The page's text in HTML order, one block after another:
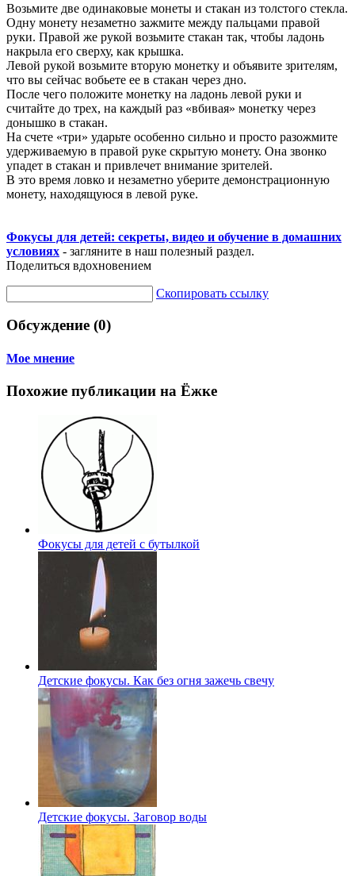
Возьмите две одинаковые монеты и стакан из толстого стекла.
Одну монету незаметно зажмите между пальцами правой
руки. Правой же рукой возьмите стакан так, чтобы ладонь
накрыла его сверху, как крышка.
Левой рукой возьмите вторую монетку и объявите зрителям,
что вы сейчас вобьете ее в стакан через дно.
После чего положите монетку на ладонь левой руки и
считайте до трех, на каждый раз «вбивая» монетку через
донышко в стакан.
На счете «три» ударьте особенно сильно и просто разожмите
удерживаемую в правой руке скрытую монету. Она звонко
упадет в стакан и привлечет внимание зрителей.
В это время ловко и незаметно уберите демонстрационную
монету, находящуюся в левой руке.
Фокусы для детей: секреты, видео и обучение в домашних
условиях - загляните в наш полезный раздел.
Поделиться вдохновением
Скопировать ссылку
Обсуждение (0)
Мое мнение
Похожие публикации на Ёжке
Фокусы для детей с бутылкой
Детские фокусы. Как без огня зажечь свечу
Детские фокусы. Заговор воды